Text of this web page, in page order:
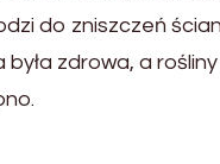
do zniszczeń
zdrowa, a